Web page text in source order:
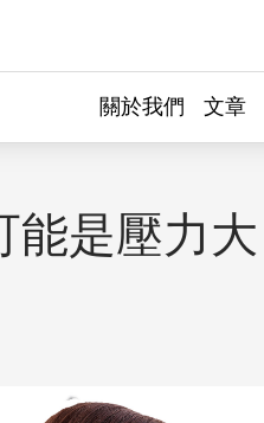
關於我們 文章
能是壓力大